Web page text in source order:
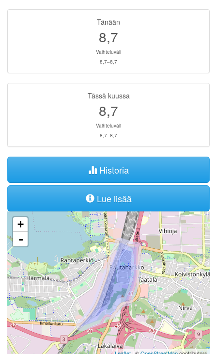
Tänään
8,7
Vaihteluväli
8,7–8,7
Tässä kuussa
8,7
Vaihteluväli
8,7–8,7
Historia
Lue lisää
+
-